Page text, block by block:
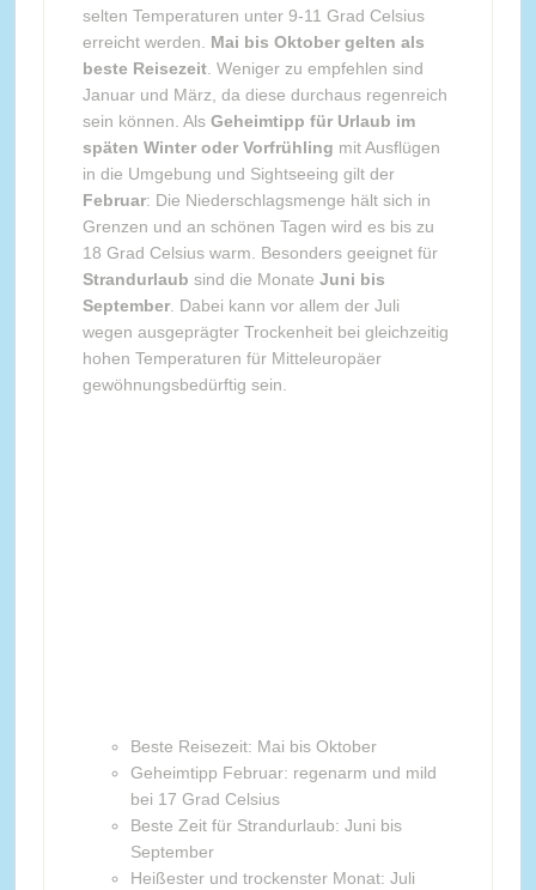
selten Temperaturen unter 9-11 Grad Celsius
erreicht werden. Mai bis Oktober gelten als
beste Reisezeit. Weniger zu empfehlen sind
Januar und März, da diese durchaus regenreich
sein können. Als Geheimtipp für Urlaub im
späten Winter oder Vorfrühling mit Ausflügen
in die Umgebung und Sightseeing gilt der
Februar: Die Niederschlagsmenge hält sich in
Grenzen und an schönen Tagen wird es bis zu
18 Grad Celsius warm. Besonders geeignet für
Strandurlaub sind die Monate Juni bis
September. Dabei kann vor allem der Juli
wegen ausgeprägter Trockenheit bei gleichzeitig
hohen Temperaturen für Mitteleuropäer
gewöhnungsbedürftig sein.
Beste Reisezeit: Mai bis Oktober
Geheimtipp Februar: regenarm und mild
bei 17 Grad Celsius
Beste Zeit für Strandurlaub: Juni bis
September
Heißester und trockenster Monat: Juli